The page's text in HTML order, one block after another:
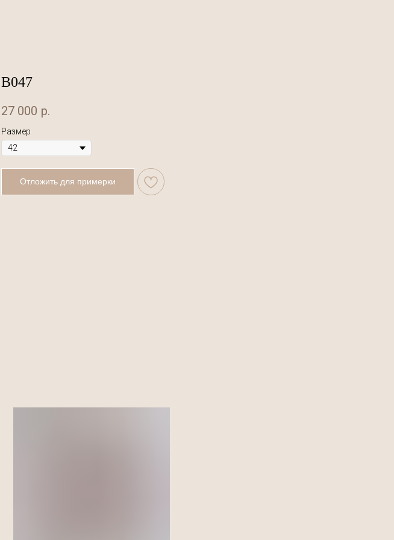
В047
27 000 р.
Размер
Отложить для примерки